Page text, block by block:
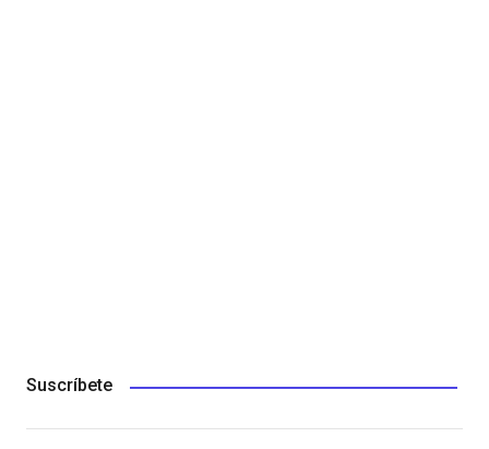
Suscríbete